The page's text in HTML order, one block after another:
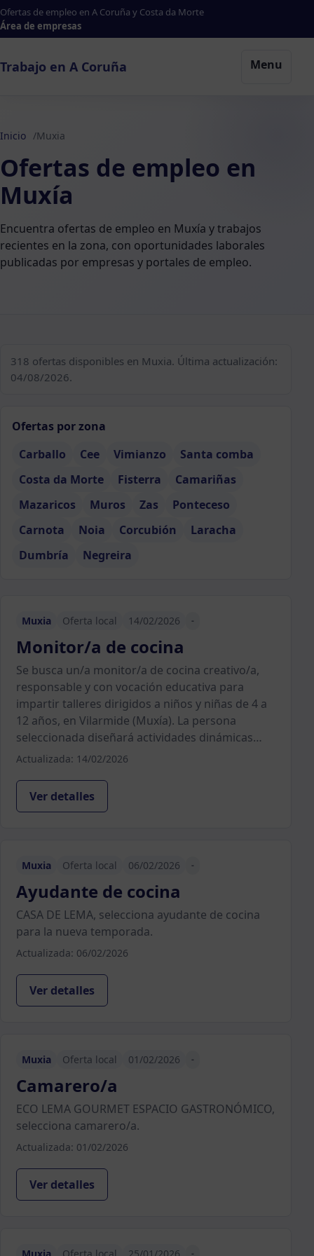
Ofertas de empleo en A Coruña y Costa da Morte
Área de empresas
Trabajo en A Coruña Menu
Inicio Muxia
Ofertas de empleo en
Muxía
Encuentra ofertas de empleo en Muxía y trabajos
recientes en la zona, con oportunidades laborales
publicadas por empresas y portales de empleo.
318 ofertas disponibles en Muxia. Última actualización:
04/08/2026.
Ofertas por zona
Carballo
Cee Vimianzo
Santa comba
Costa da Morte
Fisterra
Camariñas
Mazaricos
Muros Zas
Ponteceso
Carnota
Noia Corcubión
Laracha
Dumbría
Negreira
Muxia Oferta local 14/02/2026 -
Monitor/a de cocina
Se busca un/a monitor/a de cocina creativo/a,
responsable y con vocación educativa para
impartir talleres dirigidos a niños y niñas de 4 a
12 años, en Vilarmide (Muxía). La persona
seleccionada diseñará actividades dinámicas…
Actualizada: 14/02/2026
Ver detalles
Muxia Oferta local 06/02/2026 -
Ayudante de cocina
CASA DE LEMA, selecciona ayudante de cocina
para la nueva temporada.
Actualizada: 06/02/2026
Ver detalles
Muxia Oferta local 01/02/2026 -
Camarero/a
ECO LEMA GOURMET ESPACIO GASTRONÓMICO,
selecciona camarero/a.
Actualizada: 01/02/2026
Ver detalles
-